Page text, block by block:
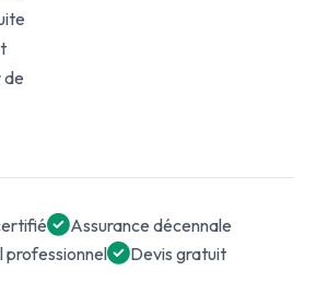
Assurance décennale
Devis gratuit